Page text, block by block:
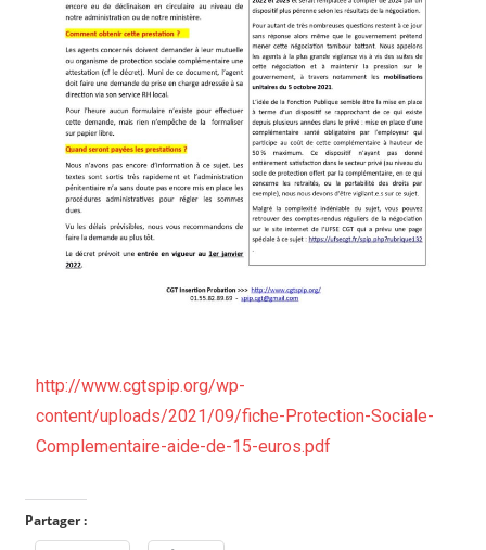
http://www.cgtspip.org/wp-
content/uploads/2021/09/fiche-Protection-Sociale-
Complementaire-aide-de-15-euros.pdf
Partager :